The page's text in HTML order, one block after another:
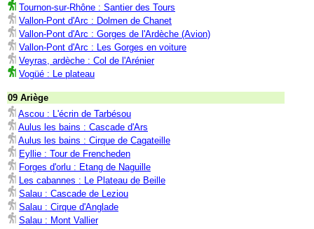
Tournon-sur-Rhône : Santier des Tours
Vallon-Pont d'Arc : Dolmen de Chanet
Vallon-Pont d'Arc : Gorges de l'Ardèche (Avion)
Vallon-Pont d'Arc : Les Gorges en voiture
Veyras, ardèche : Col de l'Arénier
Vogüé : Le plateau
09 Ariège
Ascou : L'écrin de Tarbésou
Aulus les bains : Cascade d'Ars
Aulus les bains : Cirque de Cagateille
Eyllie : Tour de Frencheden
Forges d'orlu : Etang de Naguille
Les cabannes : Le Plateau de Beille
Salau : Cascade de Leziou
Salau : Cirque d'Anglade
Salau : Mont Vallier